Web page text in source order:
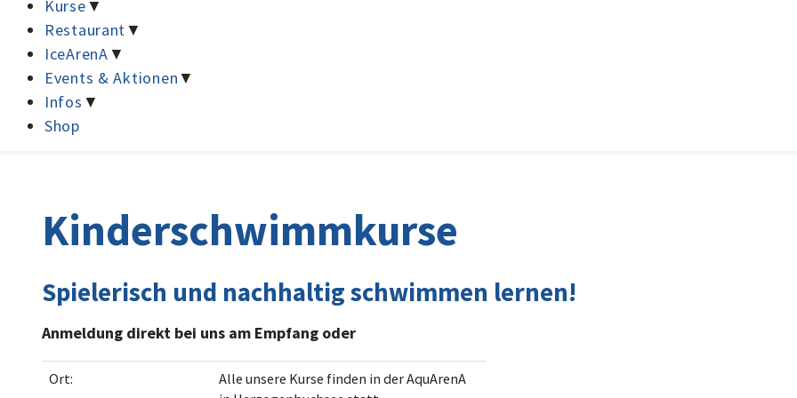
Kurse▼
Restaurant▼
IceArenA▼
Events & Aktionen▼
Infos ▼
Shop
Kinderschwimmkurse
Spielerisch und nachhaltig schwimmen lernen!
Anmeldung direkt bei uns am Empfang oder
Ort:
Alle unsere Kurse finden in der AquArenA